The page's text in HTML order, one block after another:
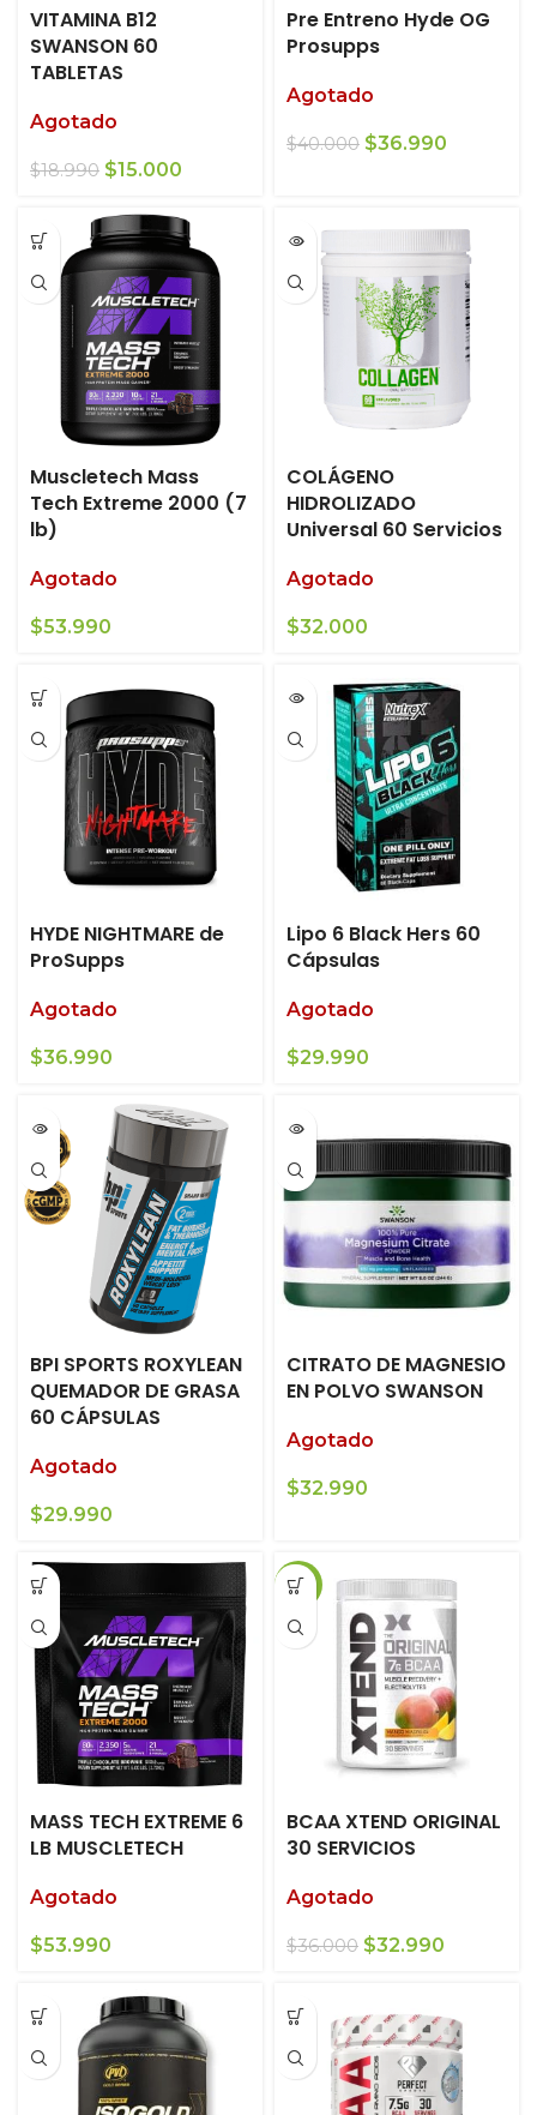
VITAMINA B12
SWANSON 60
TABLETAS
Agotado
$18.990 El
original
era:
$18.990.
$15.000
actual
es:
$15.000.
Pre Entreno Hyde OG
Prosupps
Agotado
$40.000 El
$40.000.
$36.990
$36.990.
Muscletech Mass
Tech Extreme 2000 (7
lb)
Agotado
$53.990
COLÁGENO
HIDROLIZADO
Universal 60 Servicios
Agotado
$32.000
HYDE NIGHTMARE de
ProSupps
Agotado
$36.990
Lipo 6 Black Hers 60
Cápsulas
Agotado
$29.990
BPI SPORTS ROXYLEAN
QUEMADOR DE GRASA
60 CÁPSULAS
Agotado
$29.990
CITRATO DE MAGNESIO
EN POLVO SWANSON
Agotado
$32.990
MASS TECH EXTREME 6
LB MUSCLETECH
Agotado
$53.990
-8%
BCAA XTEND ORIGINAL
30 SERVICIOS
Agotado
$36.000 El
era:
$36.000.
$32.990
es:
$32.990.